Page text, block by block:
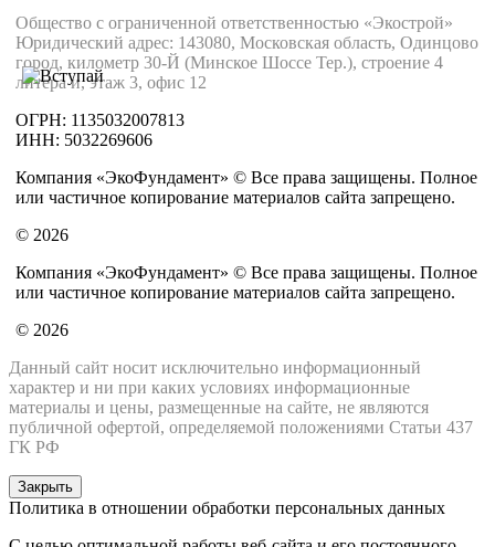
Общество с ограниченной ответственностью «Экострой»
Юридический адрес: 143080, Московская область, Одинцово
город, километр 30-Й (Минское Шоссе Тер.), строение 4
литера и, этаж 3, офис 12
ОГРН: 1135032007813
ИНН: 5032269606
Компания «ЭкоФундамент» © Все права защищены. Полное
или частичное копирование материалов сайта запрещено.
© 2026
Компания «ЭкоФундамент» © Все права защищены. Полное
или частичное копирование материалов сайта запрещено.
© 2026
Данный сайт носит исключительно информационный
характер и ни при каких условиях информационные
материалы и цены, размещенные на сайте, не являются
публичной офертой, определяемой положениями Статьи 437
ГК РФ
Закрыть
Политика в отношении обработки персональных данных